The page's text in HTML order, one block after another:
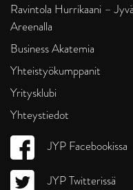
Ravintola Hurrikaani –
Areenalla
Business Akatemia
Yhteistyökumppanit
Yritysklubi
Yhteystiedot
JYP Facebookissa
JYP Twitterissä